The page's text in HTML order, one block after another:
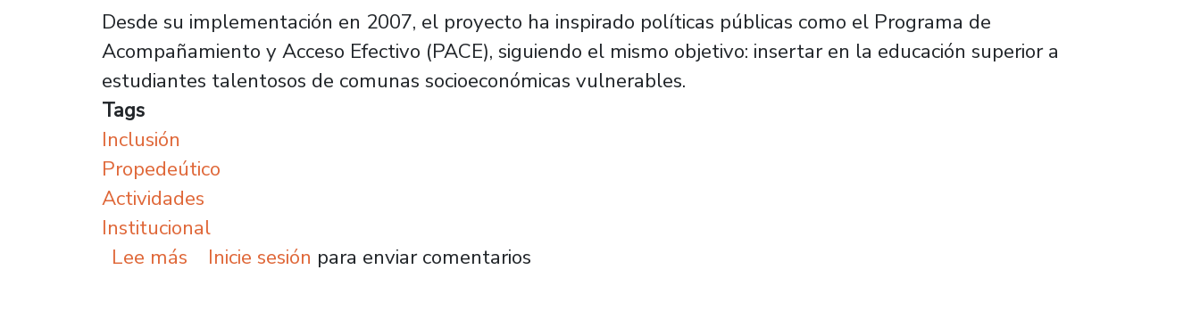
Desde su implementación en 2007, el proyecto ha inspirado políticas públicas como el Programa de
Acompañamiento y Acceso Efectivo (PACE), siguiendo el mismo objetivo: insertar en la educación superior a
estudiantes talentosos de comunas socioeconómicas vulnerables.
Tags
Inclusión
Propedeútico
Actividades
Institucional
Lee más sobre Plantel refuerza su compromiso con la inclusión a través de XII versión del Programa Propedéutico
Inicie sesión para enviar comentarios